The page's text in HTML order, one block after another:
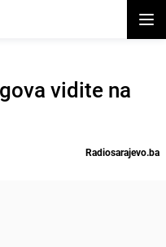
vidite na
Radiosarajevo.ba